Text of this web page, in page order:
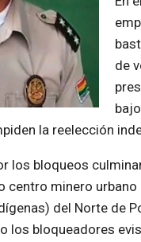
de
la reelección
los bloqueos
centro minero
del Norte de
los bloqueadores